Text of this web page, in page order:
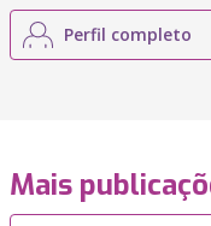
Perfil completo
Mais